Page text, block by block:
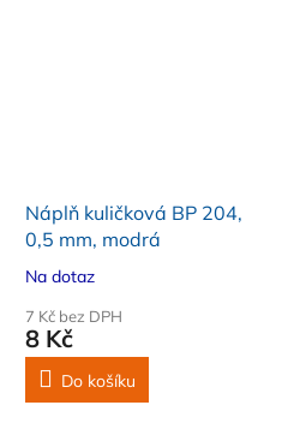
Náplň kuličková BP 204,
0,5 mm, modrá
Na dotaz
7 Kč bez DPH
8 Kč
Do košíku